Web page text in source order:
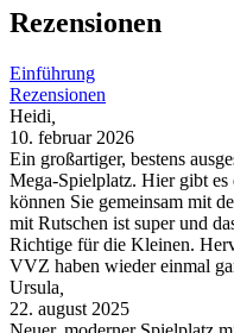
Rezensionen
Einführung
Rezensionen
Heidi
10. februar 2026
Ein großartiger, bestens
Mega-Spielplatz. Hier gibt
können Sie gemeinsam mit
mit Rutschen ist super und
Richtige für die Kleinen.
VVZ haben wieder einmal
Ursula
22. august 2025